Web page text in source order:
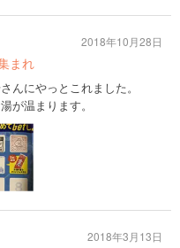
まれ
んにやっとこれました。
が温まります。
2018年10月28日
2018年3月13日